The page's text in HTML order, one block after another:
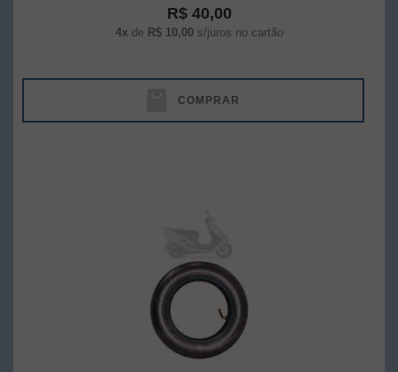
R$ 40,00
4xde R$ 10,00s/juros no cartão
COMPRAR